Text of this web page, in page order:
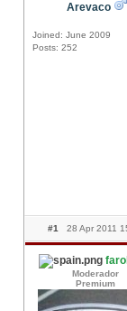
Arevaco
Joined: June 2009
Posts: 252
#1 28 Apr 2011
Moderador
Premium